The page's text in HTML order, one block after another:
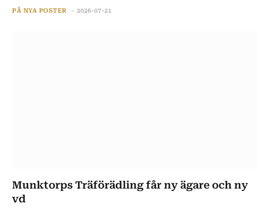
PÅ NYA POSTER 2026-07-21
Munktorps Träförädling får ny ägare och ny
vd